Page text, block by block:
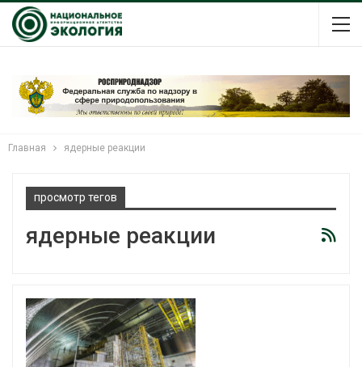
Главная ядерные реакции
просмотр тегов
ядерные реакции